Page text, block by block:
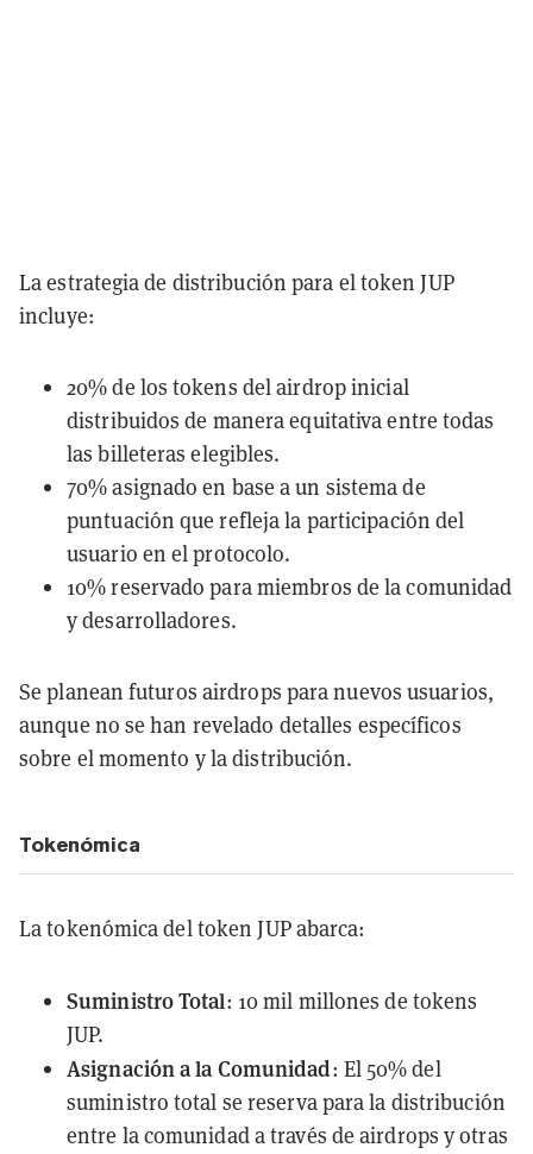
La estrategia de distribución para el token JUP
incluye:
20% de los tokens del airdrop inicial
distribuidos de manera equitativa entre todas
las billeteras elegibles.
70% asignado en base a un sistema de
puntuación que refleja la participación del
usuario en el protocolo.
10% reservado para miembros de la comunidad
y desarrolladores.
Se planean futuros airdrops para nuevos usuarios,
aunque no se han revelado detalles específicos
sobre el momento y la distribución.
Tokenómica
La tokenómica del token JUP abarca:
Suministro Total: 10 mil millones de tokens
JUP.
Asignación a la Comunidad: El 50% del
suministro total se reserva para la distribución
entre la comunidad a través de airdrops y otras